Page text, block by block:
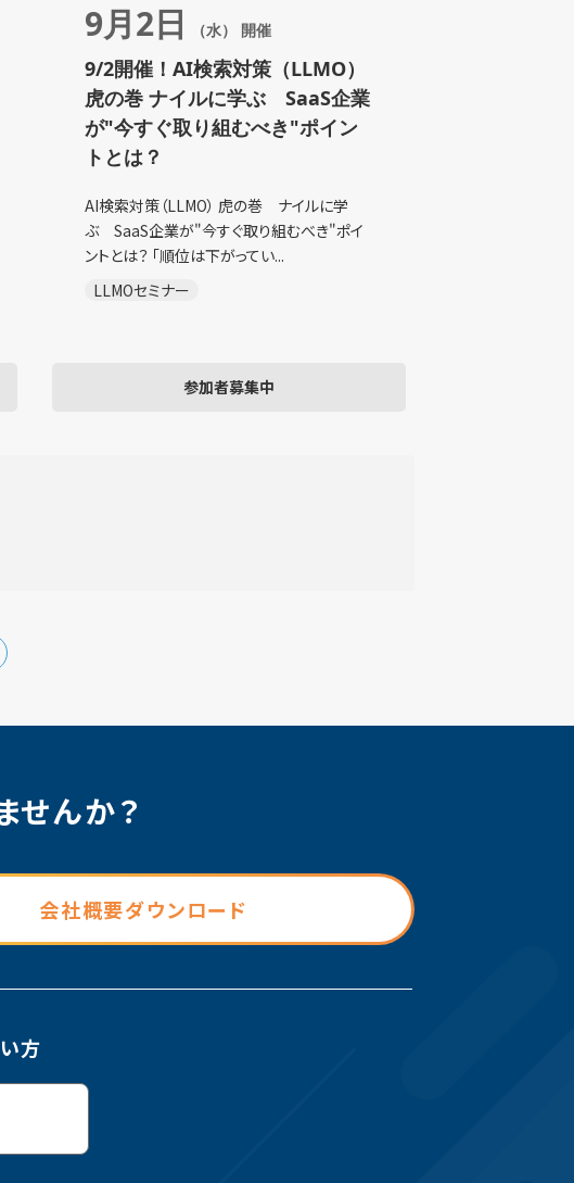
9月2日 （水） 開催
9/2開催！AI検索対策（LLMO）
虎の巻 ナイルに学ぶ SaaS企業
が"今すぐ取り組むべき"ポイン
トとは？
AI検索対策（LLMO） 虎の巻 ナイルに学
ぶ SaaS企業が"今すぐ取り組むべき"ポイ
ントとは？ 「順位は下がってい...
LLMOセミナー
参加者募集中
せんか？
会社概要ダウンロード
方